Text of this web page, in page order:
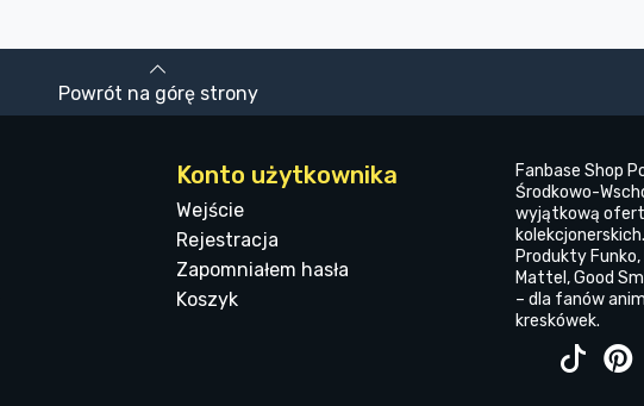
Powrót na górę strony
Konto użytkownika
Wejście
Rejestracja
Zapomniałem hasła
Koszyk
Fanbase Shop
Środkowo-
wyjątkową
kolekcjonerskich.
Produkty
Mattel, Good
– dla fanów
kreskówek.